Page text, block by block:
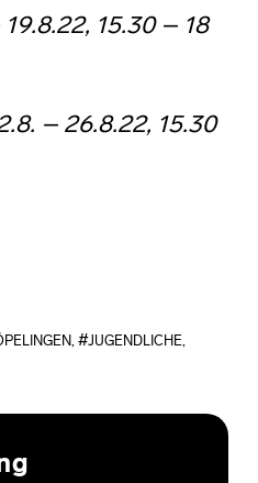
15.30 – 18
– 26.8.22, 15.30
, JUGENDLICHE,